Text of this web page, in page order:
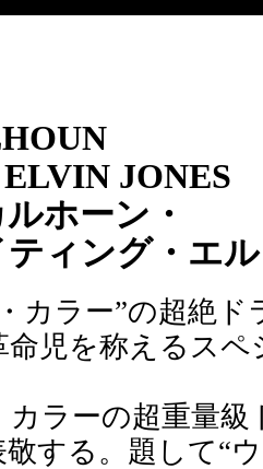
JONES
ホーン・
ィング・エ
カラー”の超絶ド
命児を称えるス
カラーの超重量
敬する。題して“